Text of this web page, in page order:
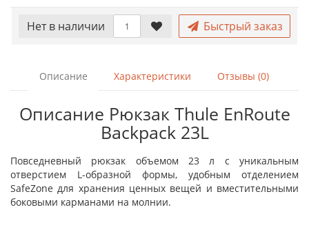
Нет в наличии Быстрый заказ
Описание Характеристики Отзывы (0)
Описание Рюкзак Thule EnRoute
Backpack 23L
Повседневный рюкзак объемом 23 л с уникальным
отверстием L-образной формы, удобным отделением
SafeZone для хранения ценных вещей и вместительными
боковыми карманами на молнии.